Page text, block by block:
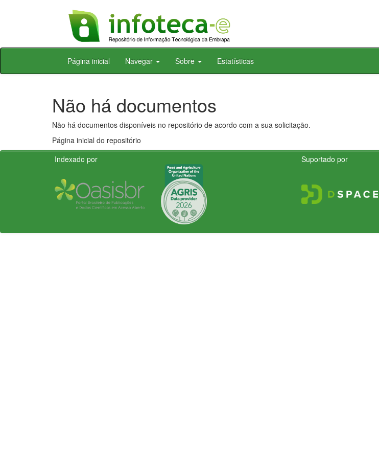
Skip
Página inicial Navegar Sobre Estatísticas
Não há documentos
Não há documentos disponíveis no repositório de acordo com a sua solicitação.
Página inicial do repositório
Indexado por
Suportado por